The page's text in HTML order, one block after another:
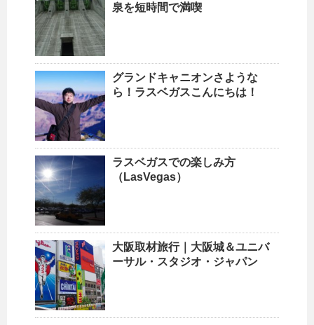
泉を短時間で満喫
グランドキャニオンさような
ら！ラスベガスこんにちは！
ラスベガスでの楽しみ方
（LasVegas）
大阪取材旅行｜大阪城＆ユニバ
ーサル・スタジオ・ジャパン